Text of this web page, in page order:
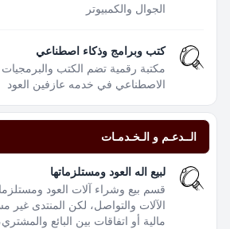
الجوال والكمبيوتر
كتب وبرامج وذكاء اصطناعي
مكتبة رقمية تضم الكتب والبرمجيات
الاصطناعي في خدمه عازفين العود
الــدعـم و الـخـدمـات
لبيع اله العود ومستلزماتها
قسم بيع وشراء آلات العود
الآلات والتواصل، لكن المنتدى
مالية أو اتفاقات بين البائع